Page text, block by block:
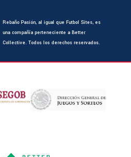
Rebaño Pasión, al igual que Futbol Sites, es
una compañía perteneciente a Better
Collective. Todos los derechos reservados.